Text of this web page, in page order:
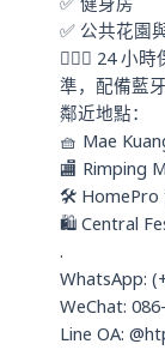
✅ 公共花園
👮🏻‍♂️ 24 小
準，配備藍
鄰近地點：
🧺 Mae
🏬 Rimping
🛠️ HomePro
🛍️ Central
.
WhatsApp:
WeChat:
Line OA: